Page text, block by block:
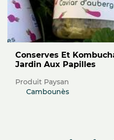
Conserves Et Kombucha - Du
Jardin Aux Papilles
Produit Paysan
Cambounès